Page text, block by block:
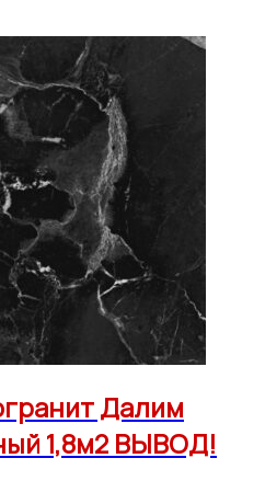
Далим
1,8м2 ВЫВОД!